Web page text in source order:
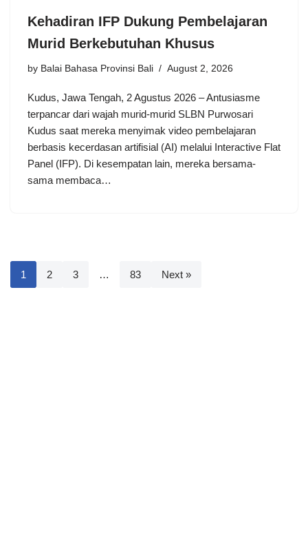
Kehadiran IFP Dukung Pembelajaran
Murid Berkebutuhan Khusus
by Balai Bahasa Provinsi Bali August 2, 2026
Kudus, Jawa Tengah, 2 Agustus 2026 – Antusiasme
terpancar dari wajah murid-murid SLBN Purwosari
Kudus saat mereka menyimak video pembelajaran
berbasis kecerdasan artifisial (AI) melalui Interactive Flat
Panel (IFP). Di kesempatan lain, mereka bersama-
sama membaca…
1 2 3 … 83 Next »